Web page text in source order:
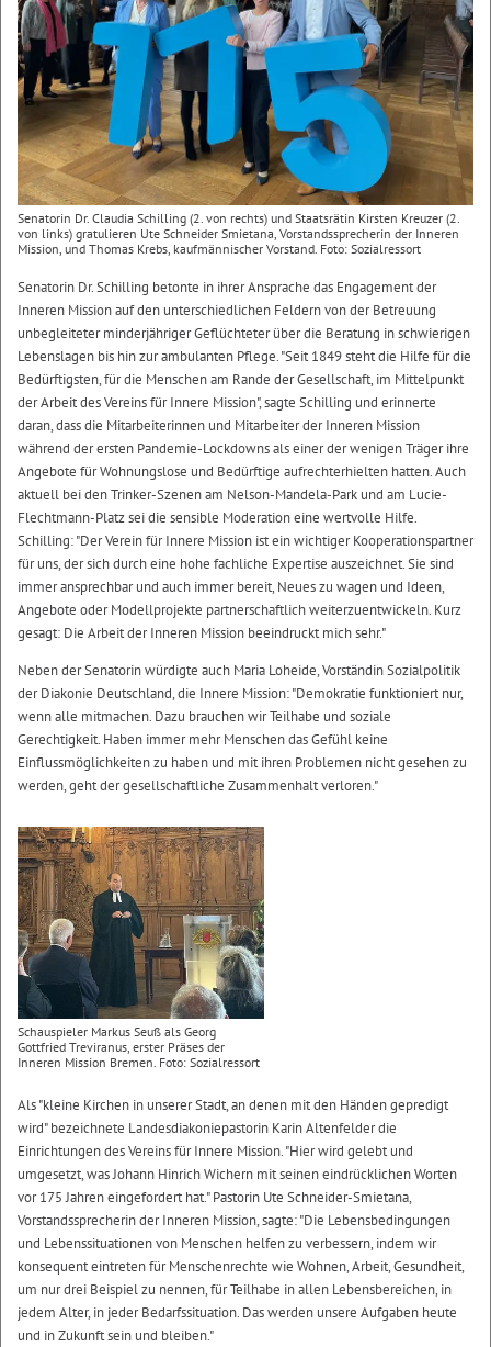
Senatorin Dr. Claudia Schilling (2. von rechts) und Staatsrätin Kirsten Kreuzer (2.
von links) gratulieren Ute Schneider Smietana, Vorstandssprecherin der Inneren
Mission, und Thomas Krebs, kaufmännischer Vorstand. Foto: Sozialressort
Senatorin Dr. Schilling betonte in ihrer Ansprache das Engagement der
Inneren Mission auf den unterschiedlichen Feldern von der Betreuung
unbegleiteter minderjähriger Geflüchteter über die Beratung in schwierigen
Lebenslagen bis hin zur ambulanten Pflege. "Seit 1849 steht die Hilfe für die
Bedürftigsten, für die Menschen am Rande der Gesellschaft, im Mittelpunkt
der Arbeit des Vereins für Innere Mission", sagte Schilling und erinnerte
daran, dass die Mitarbeiterinnen und Mitarbeiter der Inneren Mission
während der ersten Pandemie-Lockdowns als einer der wenigen Träger ihre
Angebote für Wohnungslose und Bedürftige aufrechterhielten hatten. Auch
aktuell bei den Trinker-Szenen am Nelson-Mandela-Park und am Lucie-
Flechtmann-Platz sei die sensible Moderation eine wertvolle Hilfe.
Schilling: "Der Verein für Innere Mission ist ein wichtiger Kooperationspartner
für uns, der sich durch eine hohe fachliche Expertise auszeichnet. Sie sind
immer ansprechbar und auch immer bereit, Neues zu wagen und Ideen,
Angebote oder Modellprojekte partnerschaftlich weiterzuentwickeln. Kurz
gesagt: Die Arbeit der Inneren Mission beeindruckt mich sehr."
Neben der Senatorin würdigte auch Maria Loheide, Vorständin Sozialpolitik
der Diakonie Deutschland, die Innere Mission: "Demokratie funktioniert nur,
wenn alle mitmachen. Dazu brauchen wir Teilhabe und soziale
Gerechtigkeit. Haben immer mehr Menschen das Gefühl keine
Einflussmöglichkeiten zu haben und mit ihren Problemen nicht gesehen zu
werden, geht der gesellschaftliche Zusammenhalt verloren."
Schauspieler Markus Seuß als Georg
Gottfried Treviranus, erster Präses der
Inneren Mission Bremen. Foto: Sozialressort
Als "kleine Kirchen in unserer Stadt, an denen mit den Händen gepredigt
wird" bezeichnete Landesdiakoniepastorin Karin Altenfelder die
Einrichtungen des Vereins für Innere Mission. "Hier wird gelebt und
umgesetzt, was Johann Hinrich Wichern mit seinen eindrücklichen Worten
vor 175 Jahren eingefordert hat." Pastorin Ute Schneider-Smietana,
Vorstandssprecherin der Inneren Mission, sagte: "Die Lebensbedingungen
und Lebenssituationen von Menschen helfen zu verbessern, indem wir
konsequent eintreten für Menschenrechte wie Wohnen, Arbeit, Gesundheit,
um nur drei Beispiel zu nennen, für Teilhabe in allen Lebensbereichen, in
jedem Alter, in jeder Bedarfssituation. Das werden unsere Aufgaben heute
und in Zukunft sein und bleiben."